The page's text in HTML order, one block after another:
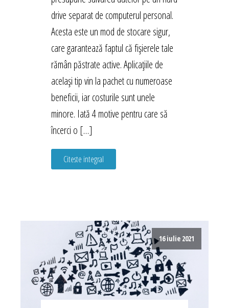
drive separat de computerul personal.
Acesta este un mod de stocare sigur,
care garantează faptul că fișierele tale
rămân păstrate active. Aplicațiile de
același tip vin la pachet cu numeroase
beneficii, iar costurile sunt unele
minore. Iată 4 motive pentru care să
încerci o […]
Citeste integral
16 iulie 2021